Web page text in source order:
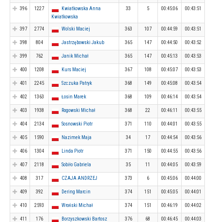
396 1227
Kwiatkowska Anna
Kwiatkowska
33 5 00:45:06 00:43:51
397 2774 Wolski Maciej 363 107 00:44:59 00:43:51
398 804 Jastrzębowski Jakub 365 147 00:44:50 00:43:52
399 762 Janik Michał 365 147 00:45:13 00:43:53
400 1208 Kurs Maciej 367 108 00:45:07 00:43:53
401 2245 Szczuka Patryk 368 149 00:45:08 00:43:54
402 1363 Łosin Marek 368 109 00:46:14 00:43:54
403 1938 Rogowski Michał 368 22 00:46:11 00:43:55
404 2134 Sosnowski Piotr 371 110 00:44:01 00:43:55
405 1590 Nazimek Maja 34 17 00:44:54 00:43:56
406 1304 Linda Piotr 371 150 00:44:55 00:43:56
407 2118 Sobiło Gabriela 35 11 00:44:05 00:43:59
408 317 CZAJA ANDRZEJ 373 6 00:45:06 00:44:00
409 392 Dering Marcin 374 151 00:45:05 00:44:01
410 2593 Wroński Michał 374 151 00:46:19 00:44:02
411 176 Borzyszkowski Bartosz 376 68 00:46:45 00:44:03